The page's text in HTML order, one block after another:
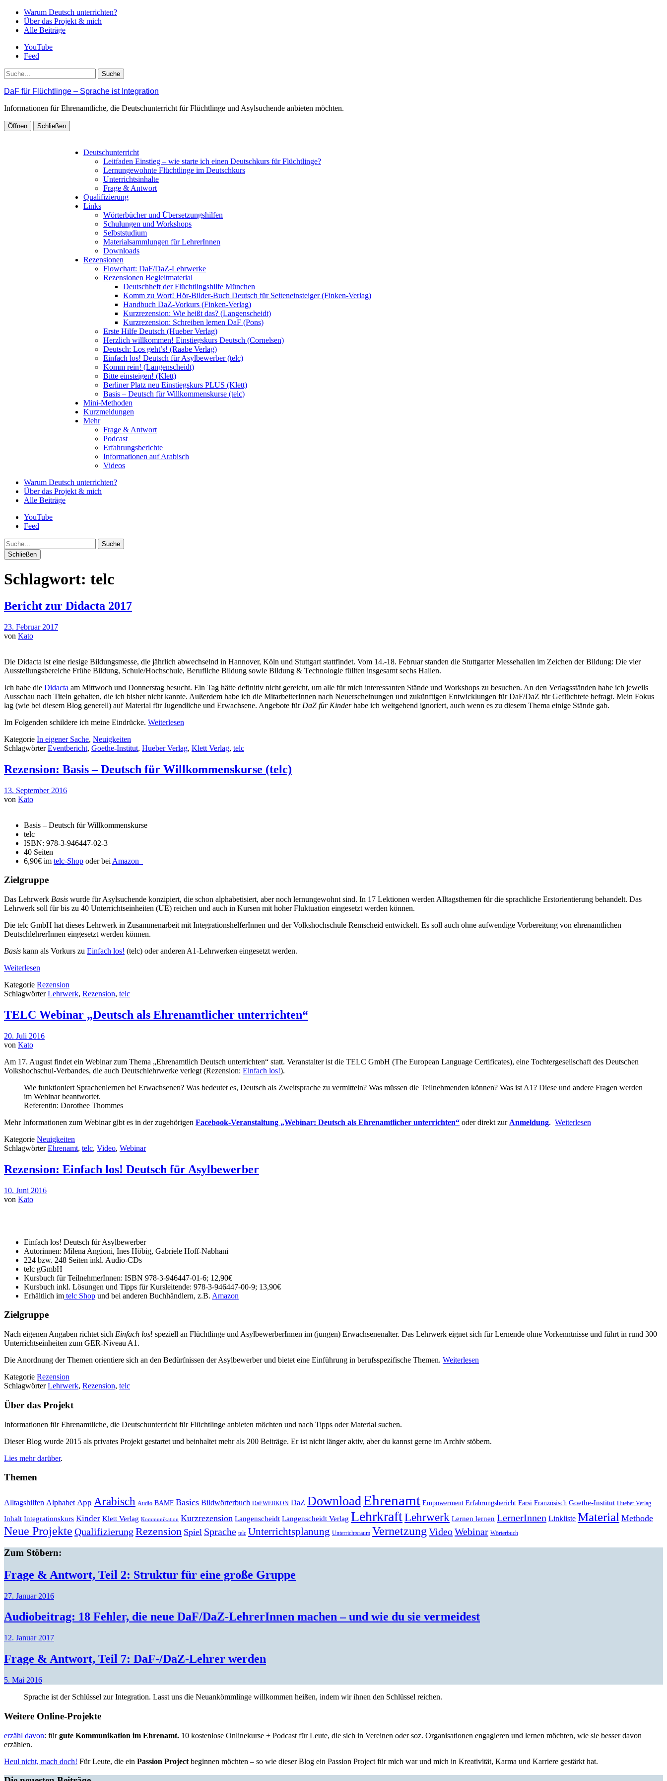
Warum Deutsch unterrichten?
Über das Projekt & mich
Alle Beiträge
YouTube
Feed
Suche
DaF für Flüchtlinge – Sprache ist Integration
Informationen für Ehrenamtliche, die Deutschunterricht für Flüchtlinge und Asylsuchende anbieten möchten.
Öffnen Schließen
Deutschunterricht
Leitfaden Einstieg – wie starte ich einen Deutschkurs für Flüchtlinge?
Lernungewohnte Flüchtlinge im Deutschkurs
Unterrichtsinhalte
Frage & Antwort
Qualifizierung
Links
Wörterbücher und Übersetzungshilfen
Schulungen und Workshops
Selbststudium
Materialsammlungen für LehrerInnen
Downloads
Rezensionen
Flowchart: DaF/DaZ-Lehrwerke
Rezensionen Begleitmaterial
Deutschheft der Flüchtlingshilfe München
Komm zu Wort! Hör-Bilder-Buch Deutsch für Seiteneinsteiger (Finken-Verlag)
Handbuch DaZ-Vorkurs (Finken-Verlag)
Kurzrezension: Wie heißt das? (Langenscheidt)
Kurzrezension: Schreiben lernen DaF (Pons)
Erste Hilfe Deutsch (Hueber Verlag)
Herzlich willkommen! Einstiegskurs Deutsch (Cornelsen)
Deutsch: Los geht’s! (Raabe Verlag)
Einfach los! Deutsch für Asylbewerber (telc)
Komm rein! (Langenscheidt)
Bitte einsteigen! (Klett)
Berliner Platz neu Einstiegskurs PLUS (Klett)
Basis – Deutsch für Willkommenskurse (telc)
Mini-Methoden
Kurzmeldungen
Mehr
Frage & Antwort
Podcast
Erfahrungsberichte
Informationen auf Arabisch
Videos
Warum Deutsch unterrichten?
Über das Projekt & mich
Alle Beiträge
YouTube
Feed
Suche
Schließen
Schlagwort: telc
Bericht zur Didacta 2017
23. Februar 2017
von Kato
Die Didacta ist eine riesige Bildungsmesse, die jährlich abwechselnd in Hannover, Köln und Stuttgart stattfindet. Vom 14.-18. Februar standen die Stuttgarter Messehallen im Zeichen der Bildung: Die vier
Ausstellungsbereiche Frühe Bildung, Schule/Hochschule, Berufliche Bildung sowie Bildung & Technologie füllten insgesamt sechs Hallen.
Ich habe die Didacta am Mittwoch und Donnerstag besucht. Ein Tag hätte definitiv nicht gereicht, um alle für mich interessanten Stände und Workshops zu besuchen. An den Verlagsständen habe ich jeweils
Ausschau nach Titeln gehalten, die ich bisher nicht kannte. Außerdem habe ich die MitarbeiterInnen nach Neuerscheinungen und zukünftigen Entwicklungen für DaF/DaZ für Geflüchtete befragt. Mein Fokus
lag (wie bei diesem Blog generell) auf Material für Jugendliche und Erwachsene. Angebote für DaZ für Kinderhabe ich weitgehend ignoriert, auch wenn es zu diesem Thema einige Stände gab.
Im Folgenden schildere ich meine Eindrücke. Weiterlesen
Kategorie In eigener Sache, Neuigkeiten
SchlagwörterEventbericht, Goethe-Institut, Hueber Verlag, Klett Verlag, telc
Rezension: Basis – Deutsch für Willkommenskurse (telc)
13. September 2016
von Kato
Basis – Deutsch für Willkommenskurse
telc
ISBN: 978-3-946447-02-3
40 Seiten
6,90€ im telc-Shop oder bei Amazon
Zielgruppe
Das Lehrwerk Basis wurde für Asylsuchende konzipiert, die schon alphabetisiert, aber noch lernungewohnt sind. In 17 Lektionen werden Alltagsthemen für die sprachliche Erstorientierung behandelt. Das
Lehrwerk soll für bis zu 40 Unterrichtseinheiten (UE) reichen und auch in Kursen mit hoher Fluktuation eingesetzt werden können.
Die telc GmbH hat dieses Lehrwerk in Zusammenarbeit mit IntegrationshelferInnen und der Volkshochschule Remscheid entwickelt. Es soll auch ohne aufwendige Vorbereitung von ehrenamtlichen
DeutschlehrerInnen eingesetzt werden können.
Basis kann als Vorkurs zu Einfach los! (telc) oder anderen A1-Lehrwerken eingesetzt werden.
Weiterlesen
Kategorie Rezension
SchlagwörterLehrwerk, Rezension, telc
TELC Webinar „Deutsch als Ehrenamtlicher unterrichten“
20. Juli 2016
von Kato
Am 17. August findet ein Webinar zum Thema „Ehrenamtlich Deutsch unterrichten“ statt. Veranstalter ist die TELC GmbH (The European Language Certificates), eine Tochtergesellschaft des Deutschen
Volkshochschul-Verbandes, die auch Deutschlehrwerke verlegt (Rezension: Einfach los!).
Wie funktioniert Sprachenlernen bei Erwachsenen? Was bedeutet es, Deutsch als Zweitsprache zu vermitteln? Was müssen die Teilnehmenden können? Was ist A1? Diese und andere Fragen werden
im Webinar beantwortet.
Referentin: Dorothee Thommes
Mehr Informationen zum Webinar gibt es in der zugehörigen Facebook-Veranstaltung „Webinar: Deutsch als Ehrenamtlicher unterrichten“ oder direkt zur Anmeldung. Weiterlesen
Kategorie Neuigkeiten
SchlagwörterEhrenamt, telc, Video, Webinar
Rezension: Einfach los! Deutsch für Asylbewerber
10. Juni 2016
von Kato
Einfach los! Deutsch für Asylbewerber
Autorinnen: Milena Angioni, Ines Höbig, Gabriele Hoff-Nabhani
224 bzw. 248 Seiten inkl. Audio-CDs
telc gGmbH
Kursbuch für TeilnehmerInnen: ISBN 978-3-946447-01-6; 12,90€
Kursbuch inkl. Lösungen und Tipps für Kursleitende: 978-3-946447-00-9; 13,90€
Erhältlich im telc Shop und bei anderen Buchhändlern, z.B. Amazon
Zielgruppe
Nach eigenen Angaben richtet sich Einfach los! speziell an Flüchtlinge und AsylbewerberInnen im (jungen) Erwachsenenalter. Das Lehrwerk eignet sich für Lernende ohne Vorkenntnisse und führt in rund 300
Unterrichtseinheiten zum GER-Niveau A1.
Die Anordnung der Themen orientiere sich an den Bedürfnissen der Asylbewerber und bietet eine Einführung in berufsspezifische Themen. Weiterlesen
Kategorie Rezension
SchlagwörterLehrwerk, Rezension, telc
Über das Projekt
Informationen für Ehrenamtliche, die Deutschunterricht für Flüchtlinge anbieten möchten und nach Tipps oder Material suchen.
Dieser Blog wurde 2015 als privates Projekt gestartet und beinhaltet mehr als 200 Beiträge. Er ist nicht länger aktiv, aber du kannst gerne im Archiv stöbern.
Lies mehr darüber.
Themen
Alltagshilfen Alphabet App Arabisch Audio BAMF Basics Bildwörterbuch DaFWEBKON DaZ DownloadEhrenamt Empowerment Erfahrungsbericht Farsi Französisch Goethe-Institut Hueber Verlag
Inhalt Integrationskurs Kinder Klett Verlag Kommunikation Kurzrezension Langenscheidt Langenscheidt Verlag LehrkraftLehrwerk Lernen lernen LernerInnen Linkliste Material Methode
Neue Projekte Qualifizierung Rezension Spiel Sprache telc Unterrichtsplanung Unterrichtsraum Vernetzung VideoWebinar Wörterbuch
Zum Stöbern:
Frage & Antwort, Teil 2: Struktur für eine große Gruppe
27. Januar 2016
Audiobeitrag: 18 Fehler, die neue DaF/DaZ-LehrerInnen machen – und wie du sie vermeidest
12. Januar 2017
Frage & Antwort, Teil 7: DaF-/DaZ-Lehrer werden
5. Mai 2016
Sprache ist der Schlüssel zur Integration. Lasst uns die Neuankömmlinge willkommen heißen, indem wir ihnen den Schlüssel reichen.
Weitere Online-Projekte
erzähl davon: fürgute Kommunikation im Ehrenamt. 10 kostenlose Onlinekurse + Podcast für Leute, die sich in Vereinen oder soz. Organisationen engagieren und lernen möchten, wie sie besser davon
erzählen.
Heul nicht, mach doch! Für Leute, die ein Passion Project beginnen möchten – so wie dieser Blog ein Passion Project für mich war und mich in Kreativität, Karma und Karriere gestärkt hat.